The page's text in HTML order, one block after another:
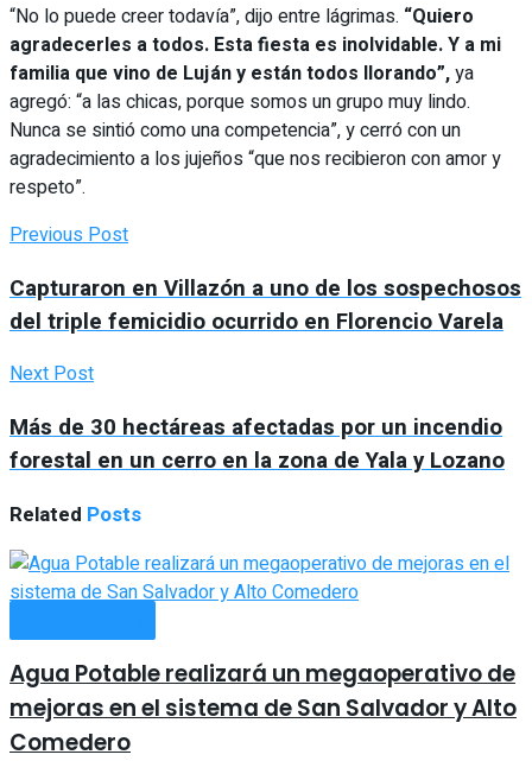
“No lo puede creer todavía”, dijo entre lágrimas. “Quiero
agradecerles a todos. Esta fiesta es inolvidable. Y a mi
familia que vino de Luján y están todos llorando”,ya
agregó: “a las chicas, porque somos un grupo muy lindo.
Nunca se sintió como una competencia”, y cerró con un
agradecimiento a los jujeños “que nos recibieron con amor y
respeto”.
Previous Post
Capturaron en Villazón a uno de los sospechosos
del triple femicidio ocurrido en Florencio Varela
Next Post
Más de 30 hectáreas afectadas por un incendio
forestal en un cerro en la zona de Yala y Lozano
Related Posts
Agua Potable realizará un megaoperativo de
mejoras en el sistema de San Salvador y Alto
Comedero